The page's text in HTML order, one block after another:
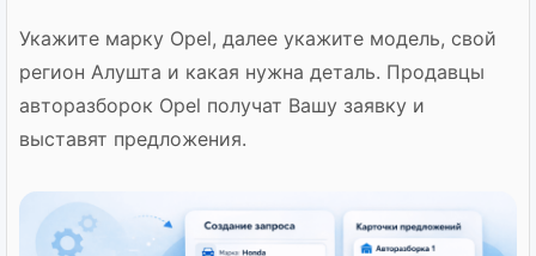
Укажите марку Opel, далее укажите модель, свой
регион Алушта и какая нужна деталь. Продавцы
авторазборок Opel получат Вашу заявку и
выставят предложения.